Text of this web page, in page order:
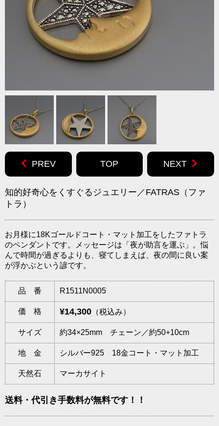
PREV TOP NEXT
知的好奇心をくすぐるジュエリー／FATRAS（ファ
トラ）
お月様に18Kゴールドコート・マット加工をしたファトラ
のペンダントです。メッセージは「夜が助言を運ぶ」。悩
んで時間が過ぎるよりも、寝てしまえば、夜の間に良い案
が浮かぶという諺です。
品 番 R1511N0005
価 格 ¥14,300 （税込み）
サイズ 約34×25mm チェーン／約50+10cm
地 金 シルバー925 18金コート・マット加工
天然石 マーカサイト
送料・代引き手数料が無料です！！